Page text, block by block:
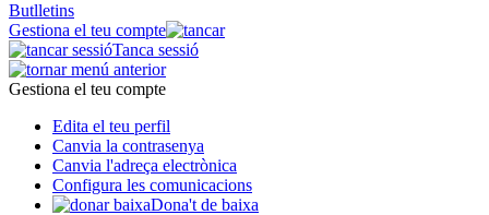
Butlletins
Gestiona el teu compte
Tanca sessió
Gestiona el teu compte
Edita el teu perfil
Canvia la contrasenya
Canvia l'adreça electrònica
Configura les comunicacions
Dona't de baixa